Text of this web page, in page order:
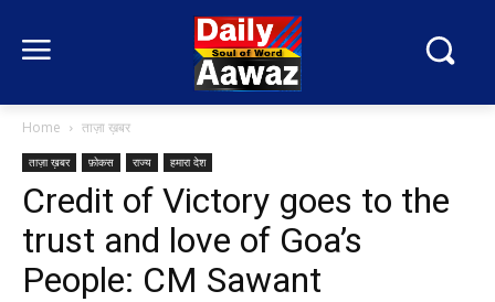
Home ताज़ा ख़बर
ताज़ा ख़बर फ़ोकस राज्य हमारा देश
Credit of Victory goes to the
trust and love of Goa’s
People: CM Sawant